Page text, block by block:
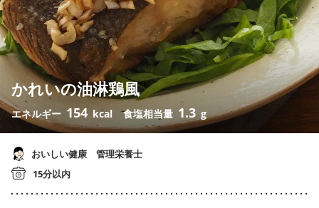
かれいの油淋鶏風
エネルギー 154 kcal 食塩相当量 1.3 g
おいしい健康 管理栄養士
15分以内